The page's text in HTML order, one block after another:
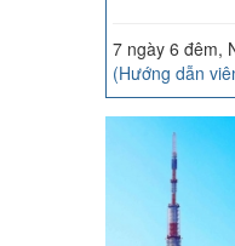
7 ngày 6 đêm,
(Hướng dẫn